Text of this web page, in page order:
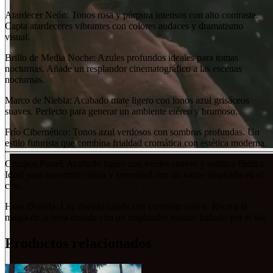
Atardecer Neón: Tonos rosa y púrpura intensos con alto contraste.
Capta atardeceres vibrantes con colores audaces y dramatismo
visual.
Brillo de Media Noche: Azules profundos ideales para tomas
nocturnas. Añade un resplandor cinematográfico a las escenas
nocturnas.
Marco de Niebla: Acabado mate ligero con tonos azul grisáceos
suaves. Perfecto para generar un ambiente etéreo y brumoso.
Frío Cibernético: Tonos azul verdosos con sombras profundas. Un
estilo futurista que combina frialdad cromática con estética moderna.
Compos Pastel: Acabado ligero con verdes suaves y estética fílmica.
Ideal para transmitir calma y serenidad con un toque inspirado en el
cine.
Hora Dorada: Luz dorada cálida con contraste suave. Recrea la
magia de la hora dorada con un resplandor natural bañado por el sol.
Productos relacionados